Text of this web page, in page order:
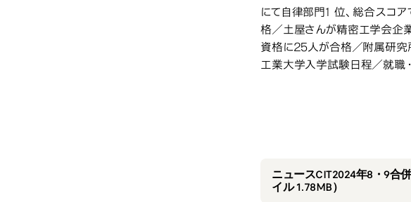
にて自律部門1 位、総合スコ
格／土屋さんが精密工学会企
資格に25人が合格／附属研究
工業大学入学試験日程／就職
2024年8・9
ニュースCIT2024年8・9合
イル 1.78MB）